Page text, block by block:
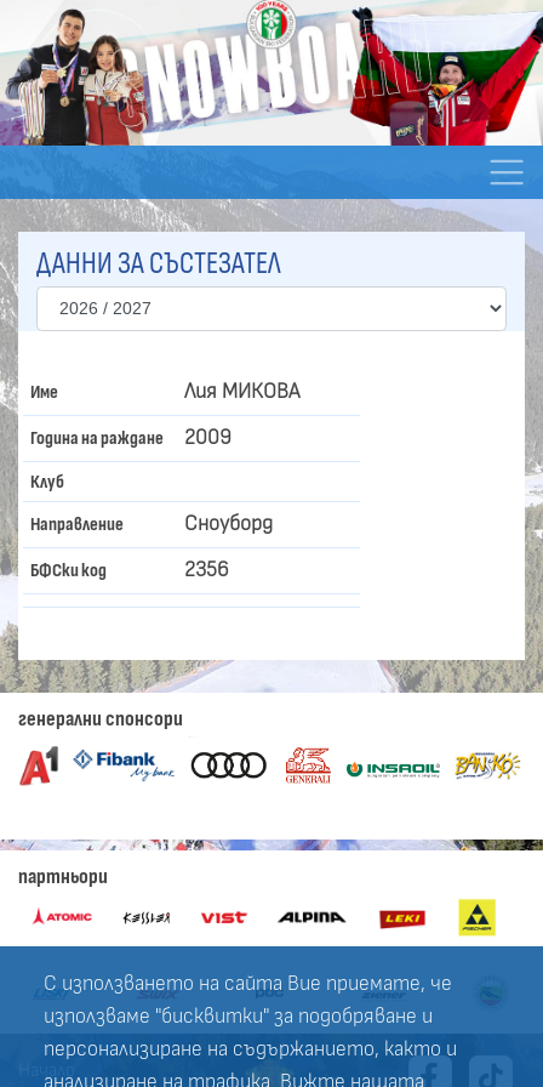
С използването на сайта Вие приемате, че
използваме "бисквитки" за подобряване и
персонализиране на съдържанието, както и
анализиране на трафика. Вижте нашата
ДАННИ ЗА СЪСТЕЗАТЕЛ
Име Лия МИКОВА
Година на раждане 2009
Клуб
Направление Сноуборд
БФСки код 2356
генерални спонсори
партньори